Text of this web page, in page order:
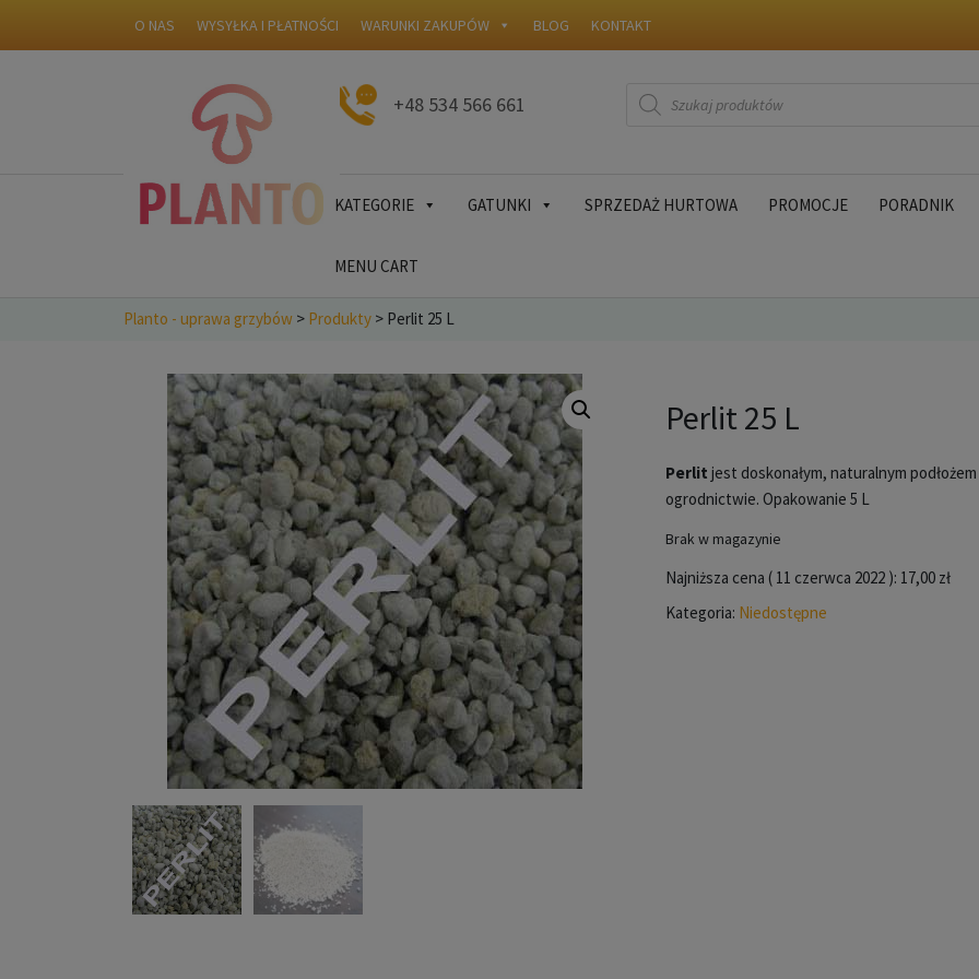
O NAS WYSYŁKA I PŁATNOŚCI WARUNKI ZAKUPÓW BLOG KONTAKT
+48 534 566 661
Wyszukiwarka
produktów
KATEGORIE GATUNKI SPRZEDAŻ HURTOWA PROMOCJE PORADNIK
MENU CART
Planto - uprawa grzybów > Produkty > Perlit 25 L
Perlit 25 L
Perlit jest doskonałym, naturalnym
ogrodnictwie. Opakowanie 5 L
Brak w magazynie
Najniższa cena ( 11 czerwca 2022 ): 17,00 zł
Kategoria: Niedostępne